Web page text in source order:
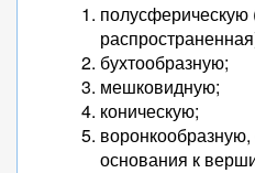
полусферическую
бухтообразную;
мешковидную;
коническую;
основания к